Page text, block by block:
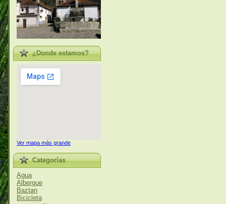
¿Donde estamos?
Ver mapa más grande
Categorías
Agua
Albergue
Baztan
Bicicleta